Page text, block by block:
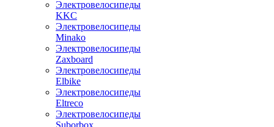
Электровелосипеды
KKC
Электровелосипеды
Minako
Электровелосипеды
Zaxboard
Электровелосипеды
Elbike
Электровелосипеды
Eltreco
Электровелосипеды
Suborbox